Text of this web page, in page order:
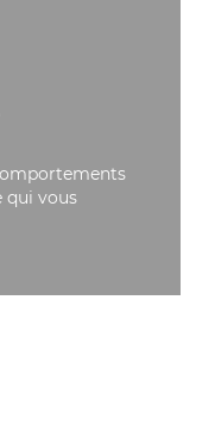
qui vous